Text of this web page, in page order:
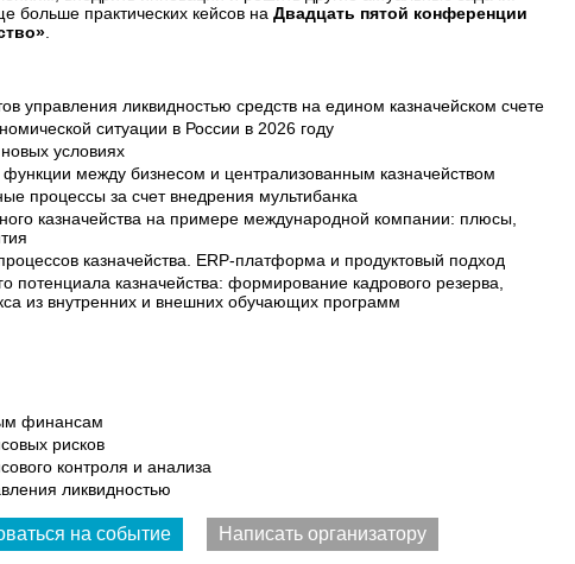
больше практических кейсов на Двадцать пятой конференции
управления ликвидностью средств на едином казначейском счете
ситуации в России в 2026 году
условиях
между бизнесом и централизованным казначейством
процессы за счет внедрения мультибанка
казначейства на примере международной компании: плюсы,
казначейства. ERP-платформа и продуктовый подход
потенциала казначейства: формирование кадрового резерва,
из внутренних и внешних обучающих программ
финансам
рисков
контроля и анализа
ликвидностью
на событие Написать организатору